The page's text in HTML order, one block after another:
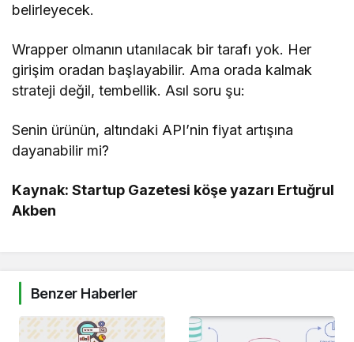
belirleyecek.
Wrapper olmanın utanılacak bir tarafı yok. Her
girişim oradan başlayabilir. Ama orada kalmak
strateji değil, tembellik. Asıl soru şu:
Senin ürünün, altındaki API’nin fiyat artışına
dayanabilir mi?
Kaynak: Startup Gazetesi köşe yazarı Ertuğrul
Akben
Benzer Haberler